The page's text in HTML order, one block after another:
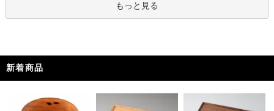
もっと見る
新着商品